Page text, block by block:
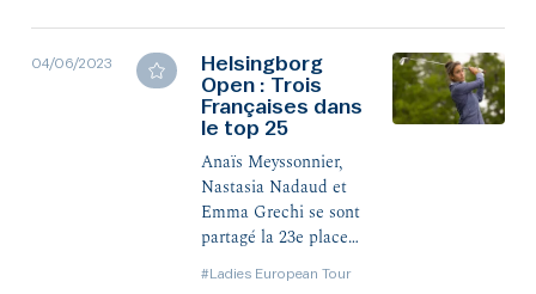
04/06/2023
Helsingborg
Open : Trois
Françaises dans
le top 25
Anaïs Meyssonnier,
Nastasia Nadaud et
Emma Grechi se sont
partagé la 23e place
#Ladies European Tour